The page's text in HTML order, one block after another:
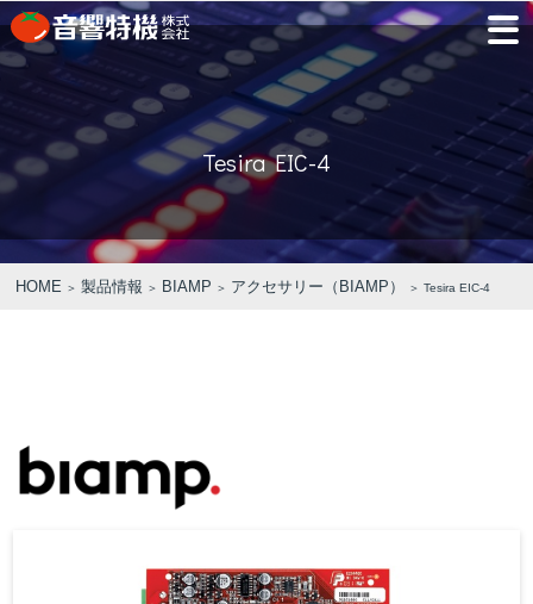
EN
PRODUCTS
製品情報
⾳響特機の特長
CONCEPT
⾳響特機の特長
特
機
の
特
モ
ル
ル
ム
PICK UP TRAINING
COMPANY
企業情報
概
要
営
所
社
沿
革
採
情
報
総合カタログ
Tesira EIC-4
HOME ＞製品情報 ＞ BIAMP ＞ アクセサリー（BIAMP） ＞ Tesira EIC-4